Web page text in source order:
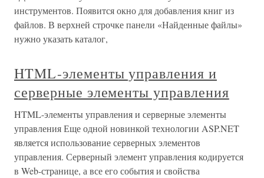
инструментов. Появится окно для добавления книг из
файлов. В верхней строчке панели «Найденные файлы»
нужно указать каталог,
HTML-элементы управления и
серверные элементы управления
HTML-элементы управления и серверные элементы
управления Еще одной новинкой технологии ASP.NET
является использование серверных элементов
управления. Серверный элемент управления кодируется
в Web-странице, а все его события и свойства